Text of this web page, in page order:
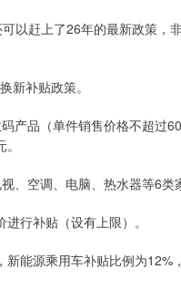
以赶上了26年的最新政策，
补贴政策。
品（单件销售价格不超过
空调、电脑、热水器等6类
行补贴（设有上限）。
能源乘用车补贴比例为12%